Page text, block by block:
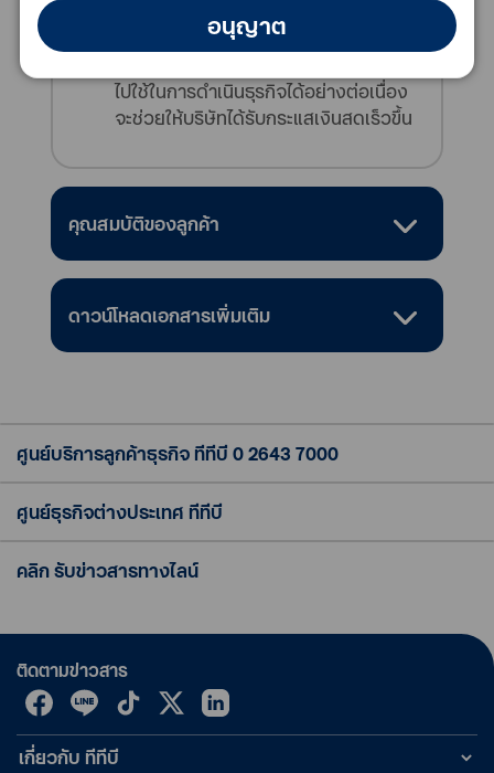
ลูกหนี้ให้เหลือน้อยที่สุดพร้อมกับลดภาระ
ไปใช้ในการดำเนินธุรกิจได้อย่างต่อเนื่อง
จะช่วยให้บริษัทได้รับกระแสเงินสดเร็วขึ้น
คุณสมบัติของลูกค้า
ดาวน์โหลดเอกสารเพิ่มเติม
อนุญาต
ศูนย์บริการลูกค้าธุรกิจ ทีทีบี 0 2643 7000
ศูนย์ธุรกิจต่างประเทศ ทีทีบี
คลิก รับข่าวสารทางไลน์
ติดตามข่าวสาร
เกี่ยวกับ ทีทีบี